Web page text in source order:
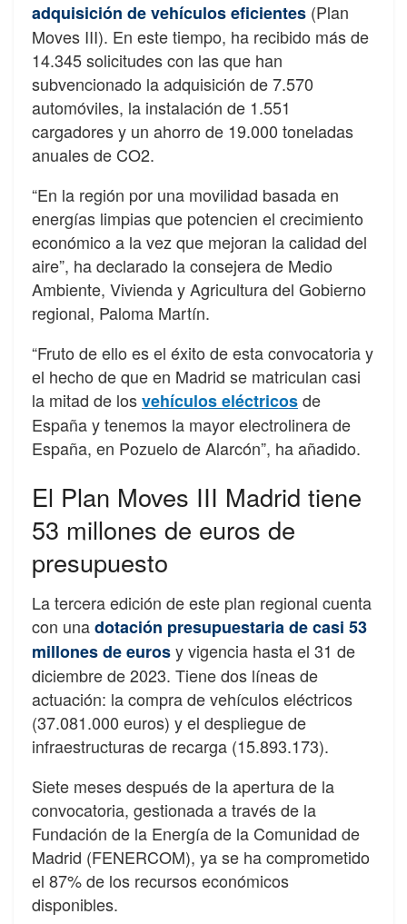
adquisición de vehículos eficientes (Plan
Moves III). En este tiempo, ha recibido más de
14.345 solicitudes con las que han
subvencionado la adquisición de 7.570
automóviles, la instalación de 1.551
cargadores y un ahorro de 19.000 toneladas
anuales de CO2.
“En la región por una movilidad basada en
energías limpias que potencien el crecimiento
económico a la vez que mejoran la calidad del
aire”, ha declarado la consejera de Medio
Ambiente, Vivienda y Agricultura del Gobierno
regional, Paloma Martín.
“Fruto de ello es el éxito de esta convocatoria y
el hecho de que en Madrid se matriculan casi
la mitad de losvehículos eléctricosde
España y tenemos la mayor electrolinera de
España, en Pozuelo de Alarcón”, ha añadido.
El Plan Moves III Madrid tiene
53 millones de euros de
presupuesto
La tercera edición de este plan regional cuenta
con unadotación presupuestaria de casi 53
millones de eurosy vigencia hasta el 31 de
diciembre de 2023. Tiene dos líneas de
actuación: la compra de vehículos eléctricos
(37.081.000 euros) y el despliegue de
infraestructuras de recarga (15.893.173).
Siete meses después de la apertura de la
convocatoria, gestionada a través de la
Fundación de la Energía de la Comunidad de
Madrid (FENERCOM), ya se ha comprometido
el 87% de los recursos económicos
disponibles.